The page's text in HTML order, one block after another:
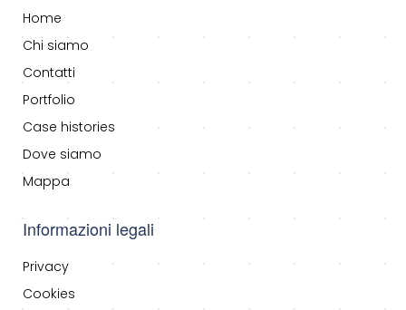
Home
Chi siamo
Contatti
Portfolio
Case histories
Dove siamo
Mappa
Informazioni legali
Privacy
Cookies